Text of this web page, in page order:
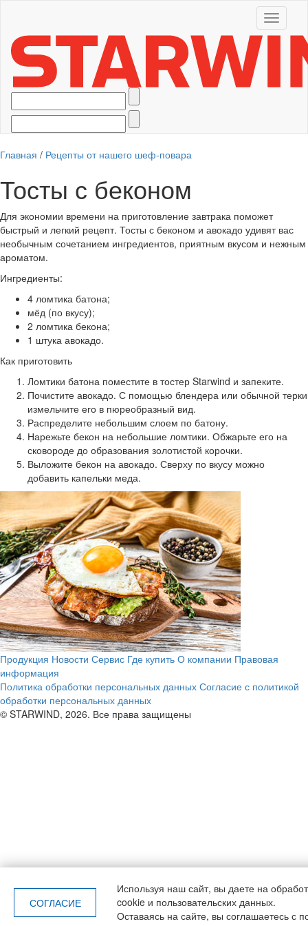
Toggle
Главная / Рецепты от нашего шеф-повара
Тосты с беконом
Для экономии времени на приготовление завтрака поможет
быстрый и легкий рецепт. Тосты с беконом и авокадо удивят вас
необычным сочетанием ингредиентов, приятным вкусом и нежным
ароматом.
Ингредиенты:
4 ломтика батона;
мёд (по вкусу);
2 ломтика бекона;
1 штука авокадо.
Как приготовить
Ломтики батона поместите в тостер Starwind и запеките.
Почистите авокадо. С помощью блендера или обычной терки
измельчите его в пюреобразный вид.
Распределите небольшим слоем по батону.
Нарежьте бекон на небольшие ломтики. Обжарьте его на
сковороде до образования золотистой корочки.
Выложите бекон на авокадо. Сверху по вкусу можно
добавить капельки меда.
Продукция Новости Сервис Где купить О компании Правовая
информация
Политика обработки персональных данных Согласие с политикой
обработки персональных данных
© STARWIND, 2026. Все права защищены
Используя наш сайт, вы даете
СОГЛАСИЕ
на
cookie и пользовательских данных.
Оставаясь на сайте, вы соглашаетесь с